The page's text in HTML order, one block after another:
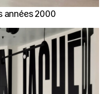
années 2000